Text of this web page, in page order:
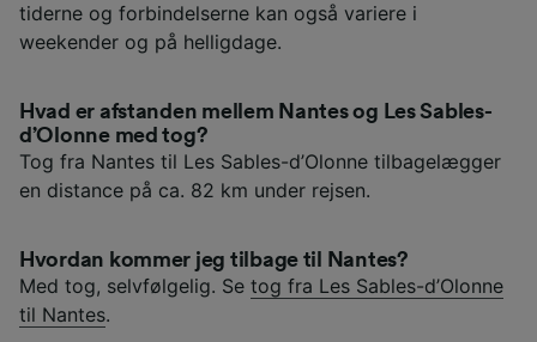
tiderne og forbindelserne kan også variere i
weekender og på helligdage.
Hvad er afstanden mellem Nantes og Les Sables-
d’Olonne med tog?
Tog fra Nantes til Les Sables-d’Olonne tilbagelægger
en distance på ca. 82 km under rejsen.
Hvordan kommer jeg tilbage til Nantes?
Med tog, selvfølgelig. Se tog fra Les Sables-d’Olonne
til Nantes.